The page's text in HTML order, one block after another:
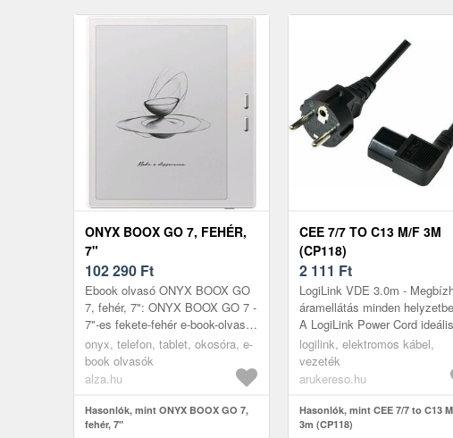
ONYX BOOX GO 7, FEHÉR,
7"
102 290 Ft
Ebook olvasó ONYX BOOX GO
7, fehér, 7": ONYX BOOX GO 7 -
7"-es fekete-fehér e-book-olvasó
kompakt méretekkelAz ONYX
BOOX GO 7 WHITE egy 7"-os e-
boo...
onyx, telefon, tablet, okosóra, e-
book olvasók
alza.hu
Hasonlók, mint ONYX BOOX GO 7,
fehér, 7"
CEE 7/7 TO C13 M/F 3M
(CP118)
2 111 Ft
LogiLink VDE 3.0m -
áramellátás minden
A LogiLink Power Cord ideális
megoldás mindennapi
biztonságos áramellátásáh...
logilink, elektromos kábel,
vezeték
arukereso.hu
Hasonlók, mint CEE 7/7 to C13
3m (CP118)